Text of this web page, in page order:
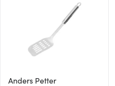
Anders Petter